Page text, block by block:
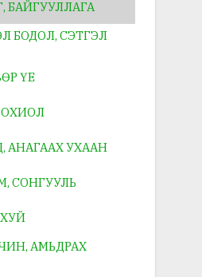
БАЙГУУЛЛАГА
БОДОЛ, СЭТГЭЛ
ҮЕ
АНАГААХ УХААН
СОНГУУЛЬ
АМЬДРАХ